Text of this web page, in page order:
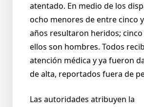
atentado. En medio de los
ocho menores de entre cinco
años resultaron heridos;
ellos son hombres. Todos
atención médica y ya fueron
de alta, reportados fuera de
Las autoridades atribuyen la